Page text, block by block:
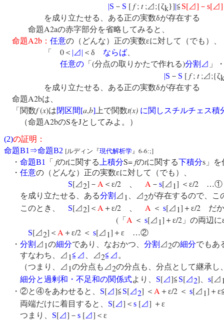
|S － S [f; t; ⊿;{ζk}]|≦ S[⊿] － s[⊿]
を成り立たせる、ある正の実数δが存在する
命題A2aの赤字部分を省略してみると、
命題A2b ： 任意の（どんな）正の実数εに対して（でも）
「 0 ＜ | ⊿| ＜δ ならば
任意の 「 (分点の取りかたで作れる)分割⊿ 」
S － S [f;t;⊿ ;{ζk
を成り立たせる、ある正の実数δが存在する
命題A2bは、
「関数f(x)は閉区間[a,b] 上で関数t(x) に関しスチルチェス積
（命題A2bのSをJとしてみよ。）
(2)の証明：
命題B1⇒命題B2 [ルディン『現代解析学』 6-6:;]
・ 命題B1 「 fのtに関する上積分S=fのtに関する 下積分s 」
・ 任意の（どんな）正の実数εに対して（でも）、
S[⊿2] － A ＜ε/2 、 A － s[⊿ 1] ＜ε/2 …①
を成り立たせる、ある分割 ⊿ 1 、⊿2が存在するので、こ
このとき、 S[⊿2] ＜ A ＋ε/2 A ＜ s[⊿ 1] ＋ε/2 だ
( 「 A ＜ s[⊿ 1] ＋ε/2 」の両辺に
S[⊿2] ＜ A ＋ε/2 ＜ s[⊿ 1] ＋ε …②
・ 分割 ⊿ 1の細分であり、なおかつ、 分割 ⊿2の細分でもあ
すなわち、⊿ 1≦⊿ 、⊿2≦⊿ 。
（つまり、⊿ 1の分点も⊿2の分点も、分点として継承
細分と過剰和・不足和の関係式より、 S[⊿]≦ S[⊿2] s[⊿
・②と④をあわせると、 S[⊿]≦ S[⊿2] ＜ A ＋ε/2 ＜ s[⊿ 1] ＋
両端だけに着目すると、 S[⊿] ＜ s [⊿] ＋ε
つまり、 S[⊿] － s [⊿] ＜ε